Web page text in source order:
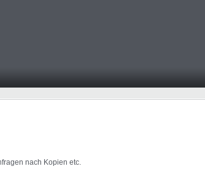
nach Kopien etc.